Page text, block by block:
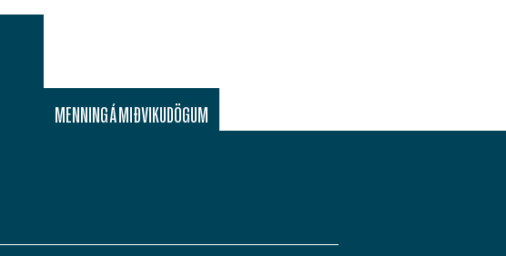
MENNING Á MIÐVIKUDÖGUM